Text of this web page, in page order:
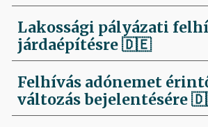
Lakossági pályázati
járdaépítésre🇩🇪
Felhívás adónemet
változás bejelentésére